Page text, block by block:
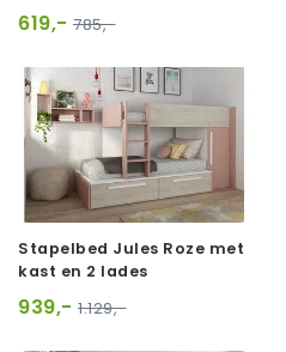
619,- 785,-
Stapelbed Jules Roze met
kast en 2 lades
939,- 1.129,-